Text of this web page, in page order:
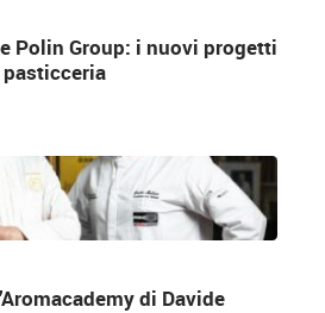
Polin Group: i nuovi progetti
di Davide